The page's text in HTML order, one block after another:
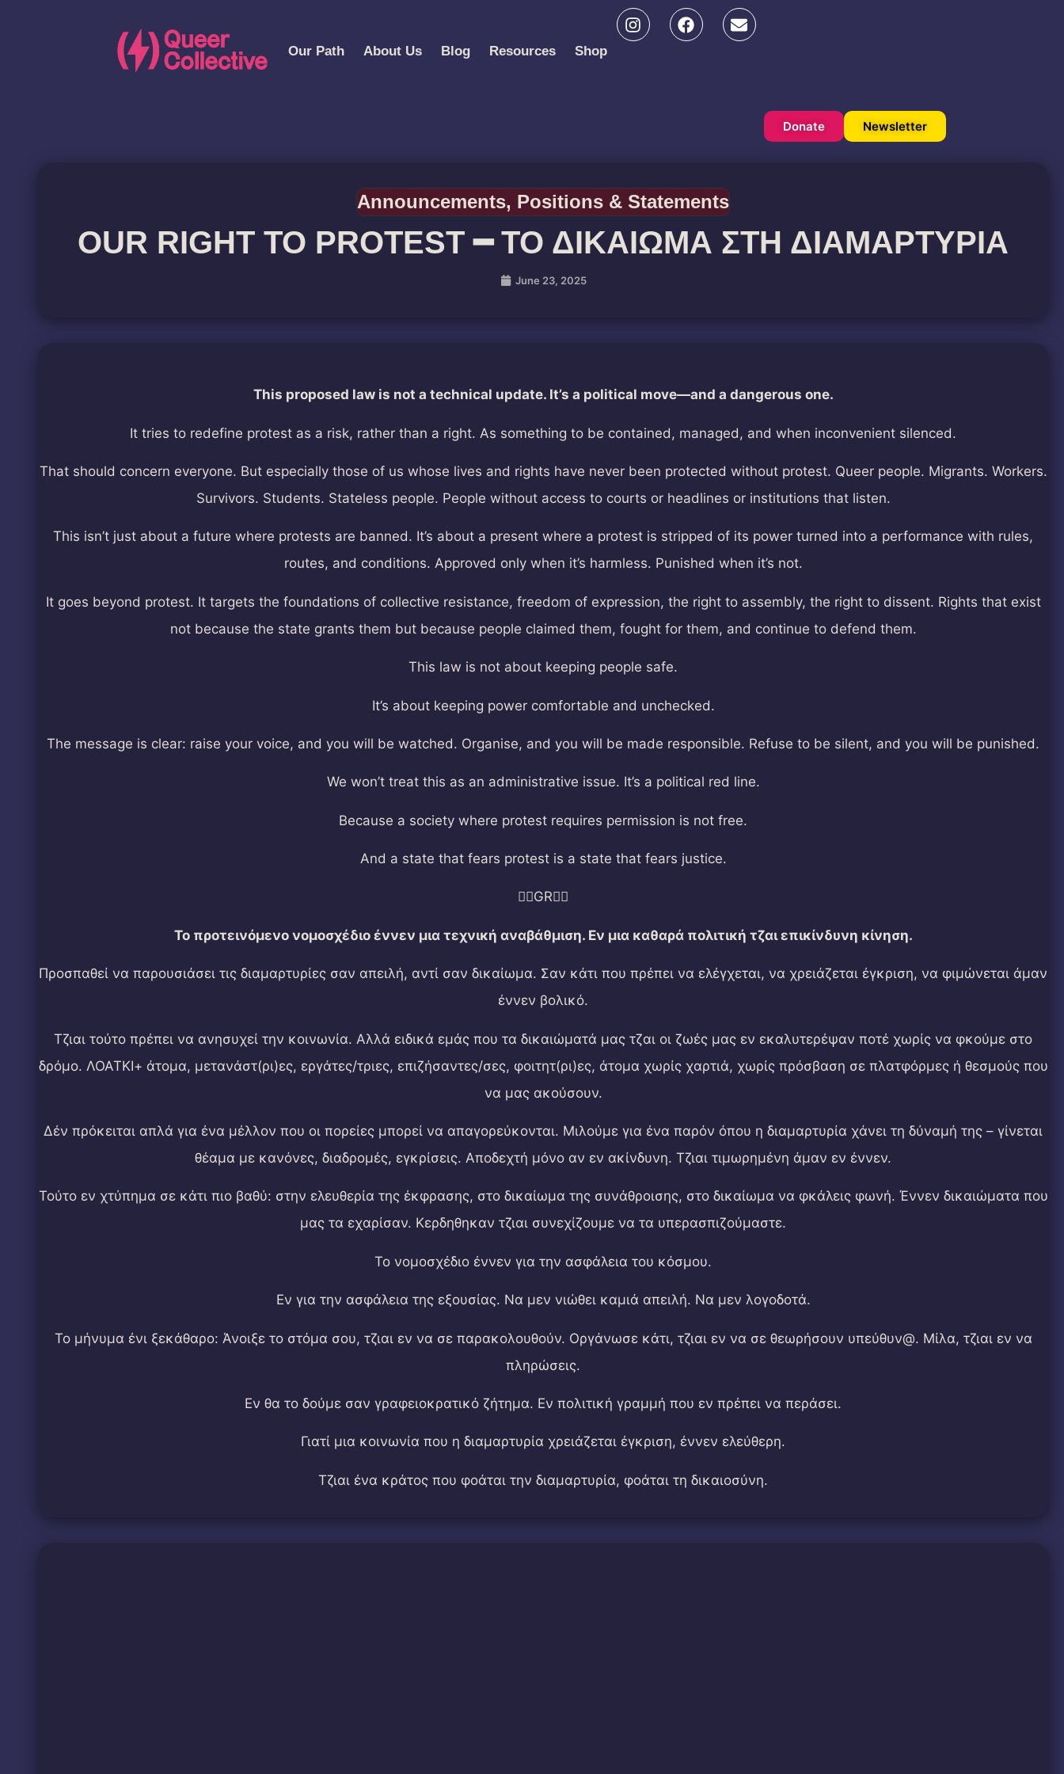
Our Path About Us Blog Resources Shop
Donate Newsletter
Announcements, Positions & Statements
OUR RIGHT TO PROTEST ━ ΤΟ ΔΙΚΑΙΩΜΑ ΣΤΗ ΔΙΑΜΑΡΤΥΡΙΑ
June 23, 2025
This proposed law is not a technical update. It’s a political move—and a dangerous one.
It tries to redefine protest as a risk, rather than a right. As something to be contained, managed, and when inconvenient silenced.
That should concern everyone. But especially those of us whose lives and rights have never been protected without protest. Queer people. Migrants. Workers.
Survivors. Students. Stateless people. People without access to courts or headlines or institutions that listen.
This isn’t just about a future where protests are banned. It’s about a present where a protest is stripped of its power turned into a performance with rules,
routes, and conditions. Approved only when it’s harmless. Punished when it’s not.
It goes beyond protest. It targets the foundations of collective resistance, freedom of expression, the right to assembly, the right to dissent. Rights that exist
not because the state grants them but because people claimed them, fought for them, and continue to defend them.
This law is not about keeping people safe.
It’s about keeping power comfortable and unchecked.
The message is clear: raise your voice, and you will be watched. Organise, and you will be made responsible. Refuse to be silent, and you will be punished.
We won’t treat this as an administrative issue. It’s a political red line.
Because a society where protest requires permission is not free.
And a state that fears protest is a state that fears justice.
🏳️‍🌈GR🏳️‍🌈
Το προτεινόμενο νομοσχέδιο έννεν μια τεχνική αναβάθμιση. Εν μια καθαρά πολιτική τζαι επικίνδυνη κίνηση.
Προσπαθεί να παρουσιάσει τις διαμαρτυρίες σαν απειλή, αντί σαν δικαίωμα. Σαν κάτι που πρέπει να ελέγχεται, να χρειάζεται έγκριση, να φιμώνεται άμαν
έννεν βολικό.
Τζιαι τούτο πρέπει να ανησυχεί την κοινωνία. Αλλά ειδικά εμάς που τα δικαιώματά μας τζαι οι ζωές μας εν εκαλυτερέψαν ποτέ χωρίς να φκούμε στο
δρόμο. ΛΟΑΤΚΙ+ άτομα, μετανάστ(ρι)ες, εργάτες/τριες, επιζήσαντες/σες, φοιτητ(ρι)ες, άτομα χωρίς χαρτιά, χωρίς πρόσβαση σε πλατφόρμες ή θεσμούς που
να μας ακούσουν.
Δέν πρόκειται απλά για ένα μέλλον που οι πορείες μπορεί να απαγορεύκονται. Μιλούμε για ένα παρόν όπου η διαμαρτυρία χάνει τη δύναμή της – γίνεται
θέαμα με κανόνες, διαδρομές, εγκρίσεις. Αποδεχτή μόνο αν εν ακίνδυνη. Τζιαι τιμωρημένη άμαν εν έννεν.
Τούτο εν χτύπημα σε κάτι πιο βαθύ: στην ελευθερία της έκφρασης, στο δικαίωμα της συνάθροισης, στο δικαίωμα να φκάλεις φωνή. Έννεν δικαιώματα που
μας τα εχαρίσαν. Κερδηθηκαν τζιαι συνεχίζουμε να τα υπερασπιζούμαστε.
Το νομοσχέδιο έννεν για την ασφάλεια του κόσμου.
Εν για την ασφάλεια της εξουσίας. Να μεν νιώθει καμιά απειλή. Να μεν λογοδοτά.
Το μήνυμα ένι ξεκάθαρο: Άνοιξε το στόμα σου, τζιαι εν να σε παρακολουθούν. Οργάνωσε κάτι, τζιαι εν να σε θεωρήσουν υπεύθυν@. Μίλα, τζιαι εν να
πληρώσεις.
Εν θα το δούμε σαν γραφειοκρατικό ζήτημα. Εν πολιτική γραμμή που εν πρέπει να περάσει.
Γιατί μια κοινωνία που η διαμαρτυρία χρειάζεται έγκριση, έννεν ελεύθερη.
Τζιαι ένα κράτος που φοάται την διαμαρτυρία, φοάται τη δικαιοσύνη.